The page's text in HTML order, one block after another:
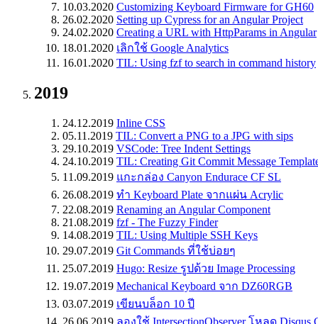
10.03.2020 Customizing Keyboard Firmware for GH60
26.02.2020 Setting up Cypress for an Angular Project
24.02.2020 Creating a URL with HttpParams in Angular
18.01.2020 เลิกใช้ Google Analytics
16.01.2020 TIL: Using fzf to search in command history
2019
24.12.2019 Inline CSS
05.11.2019 TIL: Convert a PNG to a JPG with sips
29.10.2019 VSCode: Tree Indent Settings
24.10.2019 TIL: Creating Git Commit Message
11.09.2019 แกะกล่อง Canyon Endurace CF SL
26.08.2019 ทำ Keyboard Plate จากแผ่น Acrylic
22.08.2019 Renaming an Angular Component
21.08.2019 fzf - The Fuzzy Finder
14.08.2019 TIL: Using Multiple SSH Keys
29.07.2019 Git Commands ที่ใช้บ่อยๆ
25.07.2019 Hugo: Resize รูปด้วย Image Processing
19.07.2019 Mechanical Keyboard จาก DZ60RGB
03.07.2019 เขียนบล็อก 10 ปี
26.06.2019 ลองใช้ IntersectionObserver โหลด Disqus